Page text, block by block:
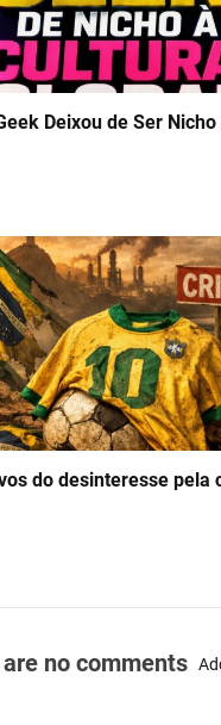
Deixou de Ser
do desinteresse pela
no comments